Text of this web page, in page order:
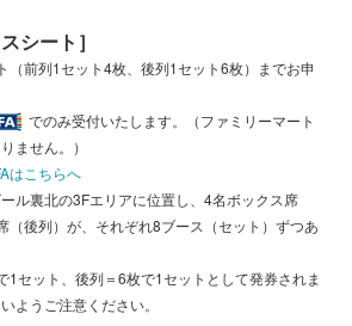
シート］
（前列1セット4枚、後列1セット6枚）までお申
でのみ受付いたします。（ファミリーマート
ません。）
はこちらへ
ル裏北の3Fエリアに位置し、4名ボックス席
（後列）が、それぞれ8ブース（セット）ずつあ
1セット、後列＝6枚で1セットとして発券されま
ようご注意ください。